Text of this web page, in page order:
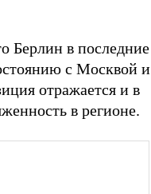
Берлин в последние
с Москвой и
отражается и в
в регионе.